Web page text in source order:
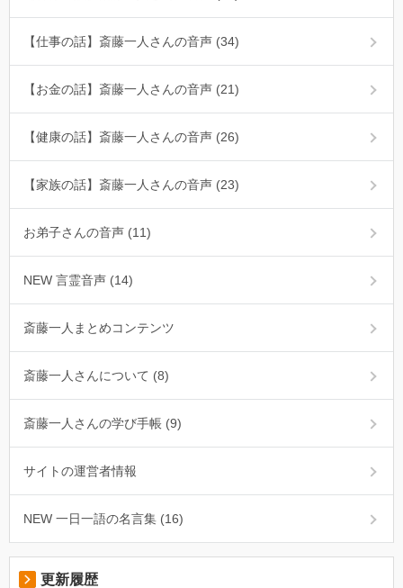
【仕事の話】斎藤一人さんの音声 (34)
【お金の話】斎藤一人さんの音声 (21)
【健康の話】斎藤一人さんの音声 (26)
【家族の話】斎藤一人さんの音声 (23)
お弟子さんの音声 (11)
NEW 言霊音声 (14)
斎藤一人まとめコンテンツ
斎藤一人さんについて (8)
斎藤一人さんの学び手帳 (9)
サイトの運営者情報
NEW 一日一語の名言集 (16)
更新履歴